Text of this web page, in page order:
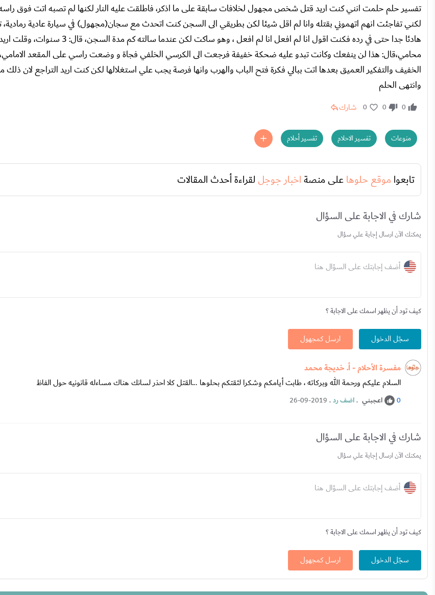
تفسير حلم حلمت انني كنت اريد قتل شخص مجهول لخلافات سابقة على ما اذكر، فاطلقت عليه النار لكنها لم تصبه اتت فوق
لكني تفاجئت انهم اتهموني بقتله وانا لم اقل شيئا لكن بطريقي الى السجن كنت اتحدث مع سجان(مجهول) في سيارة عادية
هادئا جدا حتى في رده فكنت اقول انا لم افعل انا لم افعل ، وهو ساكت
محامي،قال: هذا لن ينفعك وكانت تبدو عليه ضحكة خفيفة فرجعت الى الكرسي الخلفي فجاة و وضعت راسي على المقعد الامامي،
الخفيف والتفكير العميق بعدها اتت ببالي فكرة فتح الباب والهرب وانها فرصة يجب علي استغلالها لكن كنت اريد التراجع لان ذلك
وانتهى الحلم
0
0
0 شارك
منوعات تفسير الاحلام تفسير أحلام
تابعوا موقع حلوهاعلى منصةاخبار جوجل لقراءة أحدث المقالات
شارك في الاجابة على السؤال
يمكنك الآن ارسال إجابة علي سؤال
أضف إجابتك على السؤال هنا
كيف تود أن يظهر اسمك على الاجابة ؟
سجّل الدخول ارسل كمجهول
مفسرة الأحلام - أ. خديجة محمد
السلام عليكم ورحمة الله وبركاته ، طابت أيامكم وشكرا لثقتكم بحلوها ...القتل كلا احذر لسانك هناك مساءله قانونيه حول الفاظ
0 اعجبني .اضف رد.
26-09-2019
شارك في الاجابة على السؤال
يمكنك الآن ارسال إجابة علي سؤال
أضف إجابتك على السؤال هنا
كيف تود أن يظهر اسمك على الاجابة ؟
سجّل الدخول ارسل كمجهول